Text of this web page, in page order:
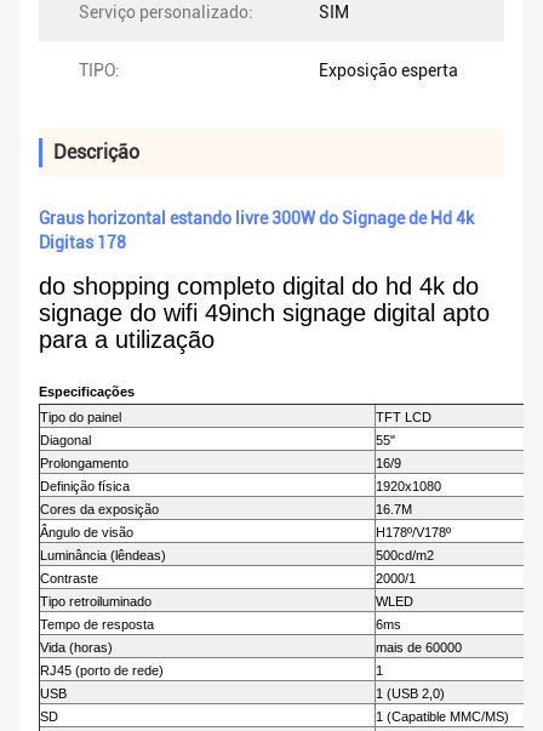
Serviço personalizado: SIM
TIPO: Exposição esperta
Descrição
Graus horizontal estando livre 300W do Signage de Hd 4k
Digitas 178
do shopping completo digital do hd 4k do
signage do wifi 49inch signage digital apto
para a utilização
Especificações
Tipo do painel
TFT LCD
Diagonal
55"
Prolongamento
16/9
Definição física
1920x1080
Cores da exposição
16.7M
Ângulo de visão
H178º/V178º
Luminância (lêndeas)
500cd/m2
Contraste
2000/1
Tipo retroiluminado
WLED
Tempo de resposta
6ms
Vida (horas)
mais de 60000
RJ45 (porto de rede)
1
USB
1 (USB 2,0)
SD
1 (Capatible MMC/MS)